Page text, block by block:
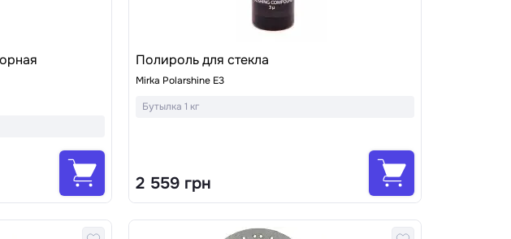
Полироль для стекла
Mirka Polarshine E3
Бутылка 1 кг
2 559 грн